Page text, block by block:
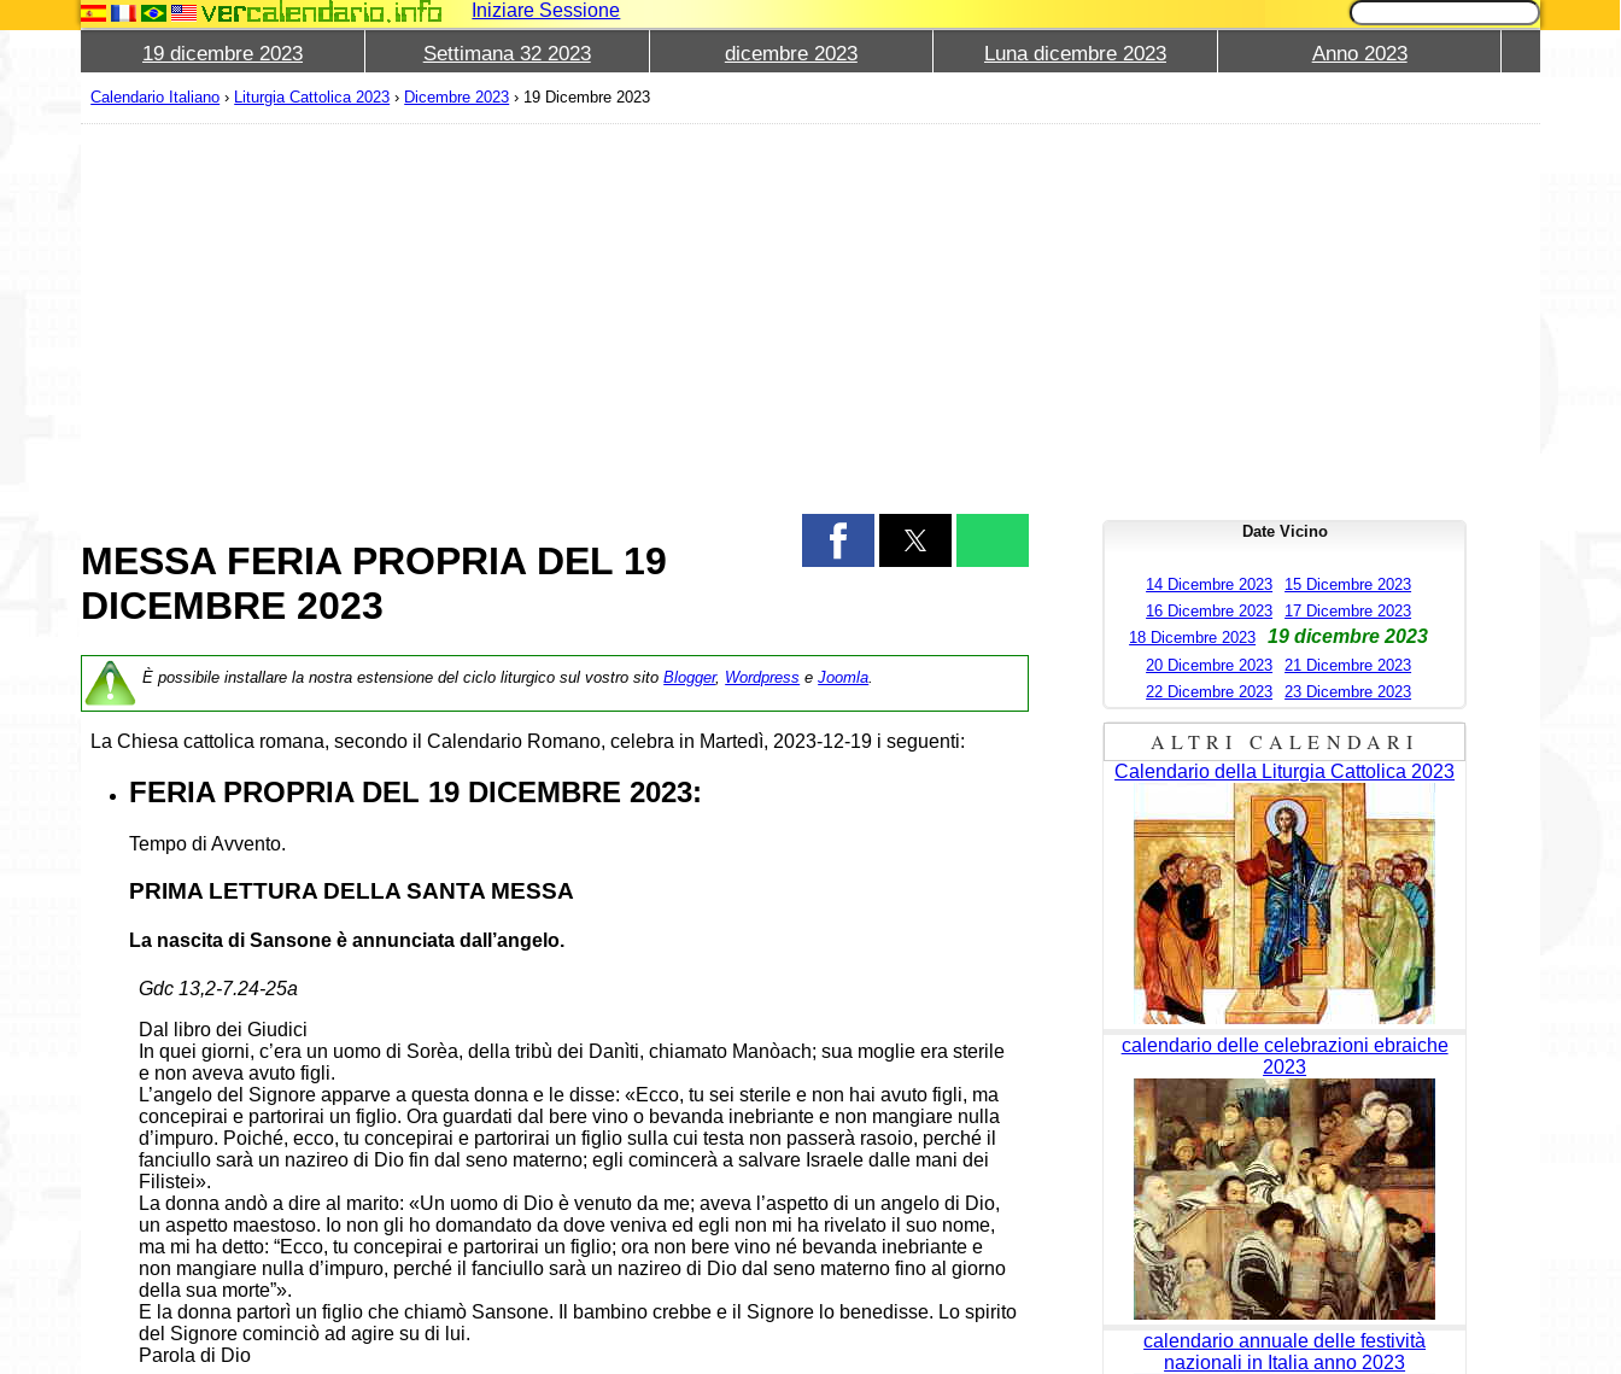
Iniziare Sessione
19 dicembre 2023 Settimana 32 2023 dicembre 2023 Luna dicembre 2023 Anno 2023
Calendario Italiano › Liturgia Cattolica 2023 › Dicembre 2023 › 19 Dicembre 2023
MESSA FERIA PROPRIA DEL 19
DICEMBRE 2023
È possibile installare la nostra estensione del ciclo liturgico sul vostro sitoBlogger, Wordpress eJoomla
La Chiesa cattolica romana, secondo il Calendario Romano, celebra in Martedì, 2023-12-19 i seguenti:
FERIA PROPRIA DEL 19 DICEMBRE 2023:
Tempo di Avvento.
PRIMA LETTURA DELLA SANTA MESSA
La nascita di Sansone è annunciata dall’angelo.
Gdc 13,2-7.24-25a
Dal libro dei Giudici
In quei giorni, c’era un uomo di Sorèa, della tribù dei Danìti, chiamato Manòach; sua moglie era sterile
e non aveva avuto figli.
L’angelo del Signore apparve a questa donna e le disse: «Ecco, tu sei sterile e non hai avuto figli, ma
concepirai e partorirai un figlio. Ora guardati dal bere vino o bevanda inebriante e non mangiare nulla
d’impuro. Poiché, ecco, tu concepirai e partorirai un figlio sulla cui testa non passerà rasoio, perché il
fanciullo sarà un nazireo di Dio fin dal seno materno; egli comincerà a salvare Israele dalle mani dei
Filistei».
La donna andò a dire al marito: «Un uomo di Dio è venuto da me; aveva l’aspetto di un angelo di Dio,
un aspetto maestoso. Io non gli ho domandato da dove veniva ed egli non mi ha rivelato il suo nome,
ma mi ha detto: “Ecco, tu concepirai e partorirai un figlio; ora non bere vino né bevanda inebriante e
non mangiare nulla d’impuro, perché il fanciullo sarà un nazireo di Dio dal seno materno fino al giorno
della sua morte”».
E la donna partorì un figlio che chiamò Sansone. Il bambino crebbe e il Signore lo benedisse. Lo spirito
del Signore cominciò ad agire su di lui.
Parola di Dio
Date Vicino
14 Dicembre 2023
15 Dicembre 2023
16 Dicembre 2023
17 Dicembre 2023
18 Dicembre 2023
19 dicembre 2023
20 Dicembre 2023
21 Dicembre 2023
22 Dicembre 2023
23 Dicembre 2023
ALTRI CALENDARI
Calendario della Liturgia Cattolica 2023
calendario delle celebrazioni ebraiche
2023
calendario annuale delle festività
nazionali in Italia anno 2023